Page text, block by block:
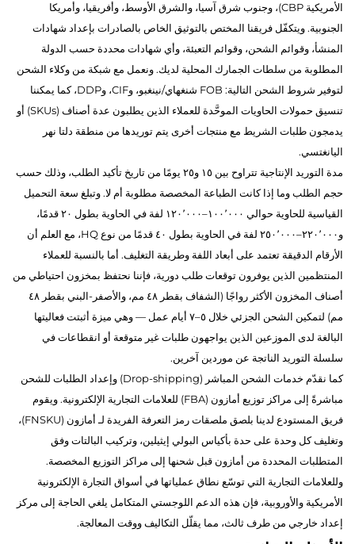
الأمريكية CBP)، وجنوب شرق آسيا، والشرق الأوسط، وأفريقيا، وأمريكا
الجنوبية. ويتكفّل فريقنا المختص بالتوثيق الخاص بالصادرات بإعداد شهادات
المنشأ، وقوائم الشحن، وقوائم التعبئة، وأي شهادات محددة حسب الدولة
المطلوبة من سلطات الجمارك المحلية لديك. ونعمل مع شبكة من وكلاء الشحن
لتوفير شروط الشحن التالية: FOB شنغهاي/نينغبو، وCIF، وDDP، كما يمكننا
تنسيق حمولات الحاويات الموحَّدة للعملاء الذين يطلبون عدة أصناف (SKUs) أو
يدمجون طلبات الشريط مع منتجات أخرى يتم توريدها من منطقة دلتا نهر
اليانغتسي.
مدة التوريد الإنتاجية تتراوح بين ١٥ و٢٥ يومًا من تاريخ تأكيد الطلب، وذلك حسب
حجم الطلب وما إذا كانت الطباعة المخصصة مطلوبة أم لا. وتبلغ سعة التحميل
القياسية للحاوية حوالي ١٠٠٬٠٠٠–١٢٠٬٠٠٠ لفة في الحاوية بطول ٢٠ قدمًا،
و٢٢٠٬٠٠٠–٢٥٠٬٠٠٠ لفة في الحاوية بطول ٤٠ قدمًا من نوع HQ، مع العلم أن
الأرقام الدقيقة تعتمد على أبعاد اللفة وطريقة التغليف. أما بالنسبة للعملاء
المنتظمين الذين يوفرون توقعات طلب دورية، فإننا نحتفظ بمخزون احتياطي من
أصناف المخزون الأكثر رواجًا (الشفاف بقطر ٤٨ مم، والأصفر-البني بقطر ٤٨
مم) لتمكين الشحن الجزئي خلال ٥–٧ أيام عمل — وهي ميزة أثبتت فعاليتها
البالغة لدى الموزعين الذين يواجهون طلبات غير متوقعة أو انقطاعات في
سلسلة التوريد الناتجة عن موردين آخرين.
كما نقدّم خدمات الشحن المباشر (Drop-shipping) وإعداد الطلبات للشحن
مباشرةً إلى مراكز توزيع أمازون (FBA) للعلامات التجارية الإلكترونية. ويقوم
فريق المستودع لدينا بلصق ملصقات رمز التعرفة الفريدة لـ أمازون (FNSKU)،
وتغليف كل وحدة على حدة بأكياس البولي إيثيلين، وتركيب البالتات وفق
المتطلبات المحددة من أمازون قبل شحنها إلى مراكز التوزيع المخصصة.
وللعلامات التجارية التي توسّع نطاق عملياتها في أسواق التجارة الإلكترونية
الأمريكية والأوروبية، فإن هذه الدعم اللوجستي المتكامل يلغي الحاجة إلى مركز
إعداد خارجي من طرف ثالث، مما يقلّل التكاليف ووقت المعالجة.